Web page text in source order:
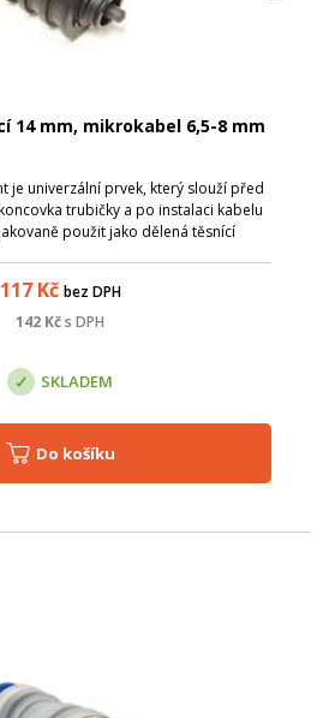
14 mm, mikrokabel 6,5-8 mm
je univerzální prvek, který slouží před
trubičky a po instalaci kabelu
použit jako dělená těsnící
117Kč bez DPH
142 Kčs DPH
SKLADEM
Do košíku